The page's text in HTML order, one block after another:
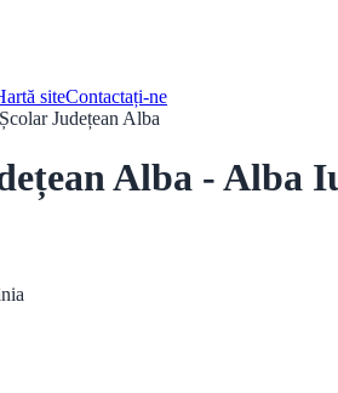
siteContactați-ne
Județean Alba
Alba - Alba